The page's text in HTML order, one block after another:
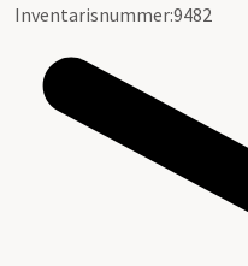
Inventarisnummer:9482